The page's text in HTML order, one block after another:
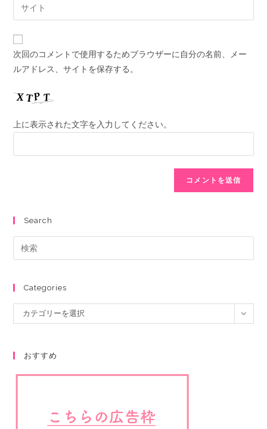
次回のコメントで使用するためブラウザーに自分の名前、メー
ルアドレス、サイトを保存する。
上に表示された文字を入力してください。
Search
Categories
カテゴリーを選択
おすすめ